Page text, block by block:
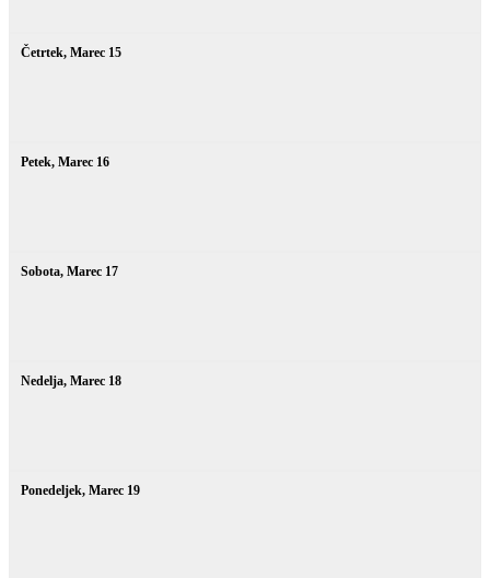
Četrtek, Marec 15
Petek, Marec 16
Sobota, Marec 17
Nedelja, Marec 18
Ponedeljek, Marec 19